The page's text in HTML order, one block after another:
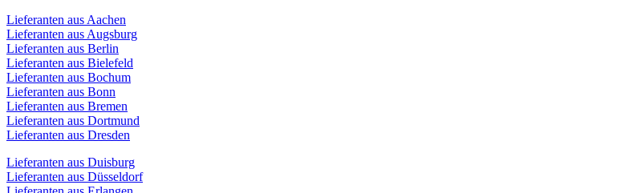
Lieferanten aus Aachen
Lieferanten aus Augsburg
Lieferanten aus Berlin
Lieferanten aus Bielefeld
Lieferanten aus Bochum
Lieferanten aus Bonn
Lieferanten aus Bremen
Lieferanten aus Dortmund
Lieferanten aus Dresden
Lieferanten aus Duisburg
Lieferanten aus Düsseldorf